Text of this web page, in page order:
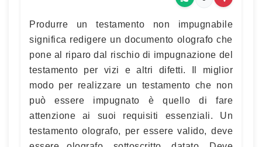
Produrre un testamento non impugnabile
significa redigere un documento olografo che
pone al riparo dal rischio di impugnazione del
testamento per vizi e altri difetti. Il miglior
modo per realizzare un testamento che non
può essere impugnato è quello di fare
attenzione ai suoi requisiti essenziali. Un
testamento olografo, per essere valido, deve